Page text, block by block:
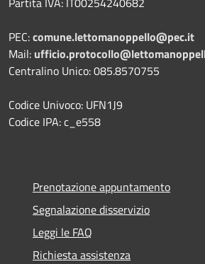
PEC:comune.lettomanoppello@pec.it
Mail:
Centralino Unico: 085.8570755
Codice Univoco: UFN1J9
Codice IPA: c_e558
Prenotazione appuntamento
Segnalazione disservizio
Leggi le FAQ
Richiesta assistenza